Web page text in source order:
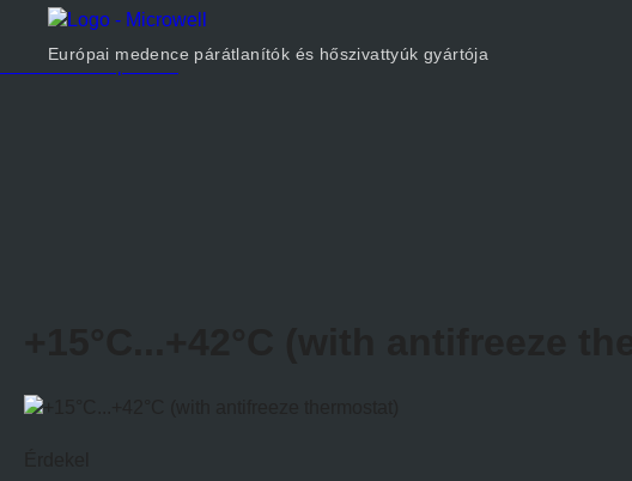
Európai medence párátlanítók és hőszivattyúk gyártója
Termékek
Méretezés Kapcsolat